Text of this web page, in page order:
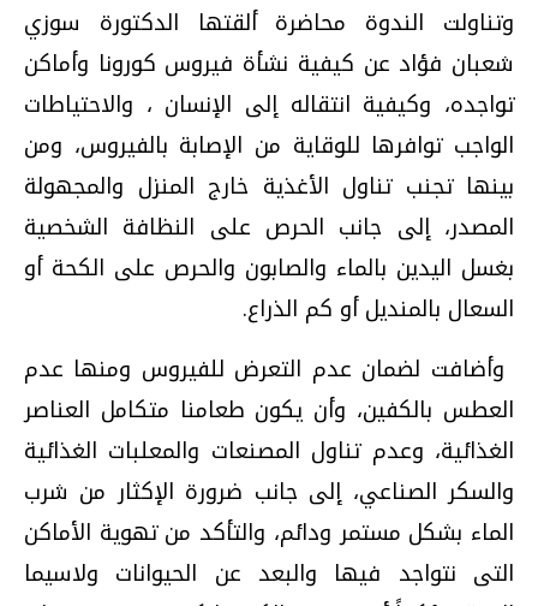
وتناولت الندوة محاضرة ألقتها الدكتورة سوزي
شعبان فؤاد عن كيفية نشأة فيروس كورونا وأماكن
تواجده، وكيفية انتقاله إلى الإنسان ، والاحتياطات
الواجب توافرها للوقاية من الإصابة بالفيروس، ومن
بينها تجنب تناول الأغذية خارج المنزل والمجهولة
المصدر، إلى جانب الحرص على النظافة الشخصية
بغسل اليدين بالماء والصابون والحرص على الكحة أو
السعال بالمنديل أو كم الذراع.
وأضافت لضمان عدم التعرض للفيروس ومنها عدم
العطس بالكفين، وأن يكون طعامنا متكامل العناصر
الغذائية، وعدم تناول المصنعات والمعلبات الغذائية
والسكر الصناعي، إلى جانب ضرورة الإكثار من شرب
الماء بشكل مستمر ودائم، والتأكد من تهوية الأماكن
التى نتواجد فيها والبعد عن الحيوانات ولاسيما